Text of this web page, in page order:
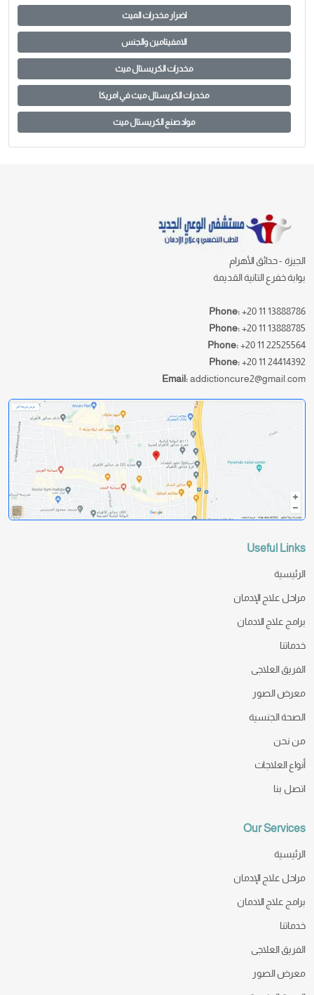
اضرار مخدرات الميث
الامفيتامين والجنس
مخدرات الكريستال ميث
مخدرات الكريستال ميث في امريكا
مواد صنع الكريستال ميث
الجيزة - حدائق الأهرام
بوابة خفرع التانية القديمة
Phone:+20 11 13888786
Phone:+20 11 13888785
Phone:+20 11 22525564
Phone:+20 11 24414392
Email:addictioncure2@gmail.com
Useful Links
الرئيسية
مراحل علاج الإدمان
برامج علاج الادمان
خدماتنا
الفريق العلاجى
معرض الصور
الصحة الجنسية
من نحن
أنواع العلاجات
اتصل بنا
Our Services
الرئيسية
مراحل علاج الإدمان
برامج علاج الادمان
خدماتنا
الفريق العلاجى
معرض الصور